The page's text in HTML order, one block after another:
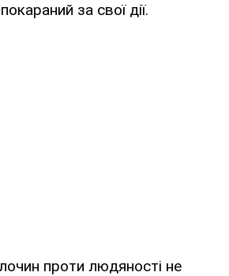
за свої дії.
проти людяності не